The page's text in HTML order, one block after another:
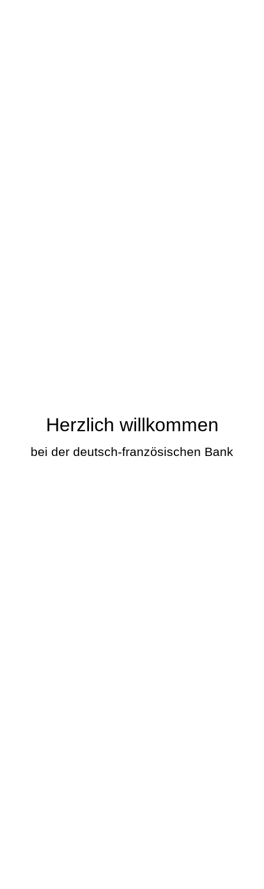
Herzlich willkommen
bei der deutsch-französischen Bank